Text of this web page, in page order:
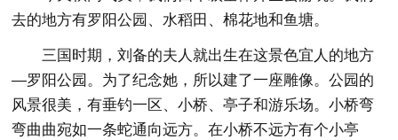
去的地方有罗阳公园、水稻田、棉花地和鱼塘。
三国时期，刘备的夫人就出生在这景色宜人的地方
—罗阳公园。为了纪念她，所以建了一座雕像。公园的
风景很美，有垂钓一区、小桥、亭子和游乐场。小桥弯
弯曲曲宛如一条蛇通向远方。在小桥不远方有个小亭